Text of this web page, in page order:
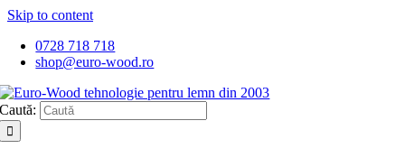
Skip to content
0728 718 718
shop@euro-wood.ro
Caută: